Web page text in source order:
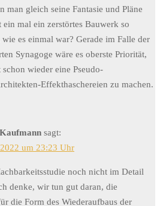
man gleich seine Fantasie und Pläne
mal ein zerstörtes Bauwerk so
es einmal war? Gerade im Falle der
Synagoge wäre es oberste Priorität,
wieder eine Pseudo-
Effekthaschereien zu machen.
sagt:
um 23:23 Uhr
noch nicht im Detail
denke, wir tun gut daran, die
die Form des Wiederaufbaus der